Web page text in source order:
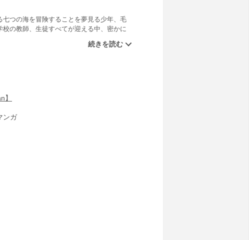
つの海を冒険することを夢見る少年、毛
の教師、生徒すべてが迎える中、密かに
】
ンガ